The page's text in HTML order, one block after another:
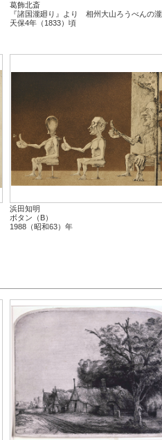
葛飾北斎
『諸国瀧廻り』より 相州大山ろうべんの瀧
天保4年（1833）頃
浜田知明
ボタン（B）
1988（昭和63）年